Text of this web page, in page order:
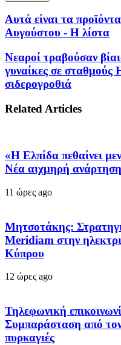
Αυτά είναι τα
Αυγούστου - Η λίστα
Νεαροί τραβούσαν
γυναίκες σε
σιδερογροθιά
Related Articles
«Η Ελπίδα πεθαίνει
Νέα αιχμηρή
11 ώρες ago
Μητσοτάκης:
Meridiam στην
Κύπρου
12 ώρες ago
Τηλεφωνική
Συμπαράσταση από τον
πυρκαγιές